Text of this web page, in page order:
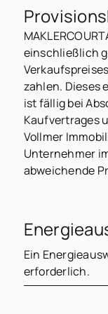
einschließlich
zahlen. Dieses
ist fällig bei
Kaufvertrages
Vollmer
Unternehmer
abweichende
Ein
erforderlich.